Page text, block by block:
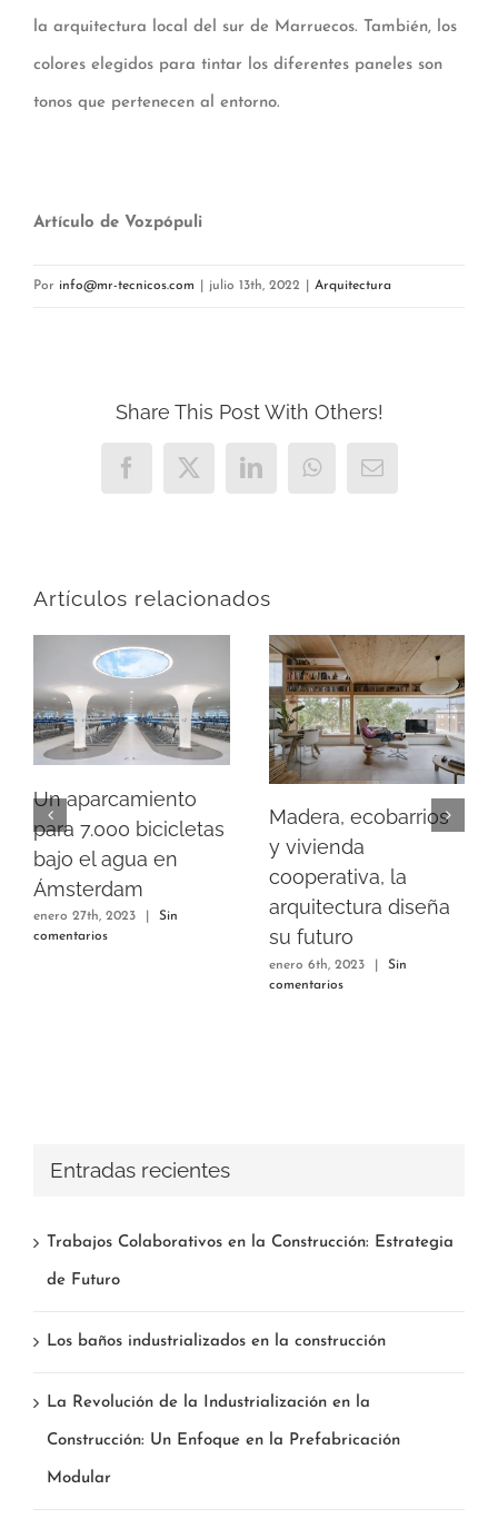
la arquitectura local del sur de Marruecos. También, los
colores elegidos para tintar los diferentes paneles son
tonos que pertenecen al entorno.
Artículo de Vozpópuli
Por info@mr-tecnicos.com julio 13th, 2022 Arquitectura
Share This Post With Others!
Facebook
X LinkedInWhatsAppCorreo
Artículos relacionados
Un aparcamiento
para 7.000 bicicletas
bajo el agua en
Ámsterdam
enero 27th, 2023
Sin
comentarios
Madera, ecobarrios
y vivienda
cooperativa, la
arquitectura diseña
su futuro
enero 6th, 2023
Sin
comentarios
Entradas recientes
Trabajos Colaborativos en la Construcción: Estrategia
de Futuro
Los baños industrializados en la construcción
La Revolución de la Industrialización en la
Construcción: Un Enfoque en la Prefabricación
Modular